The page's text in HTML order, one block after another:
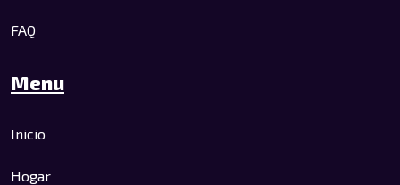
FAQ
Menu
Inicio
Hogar